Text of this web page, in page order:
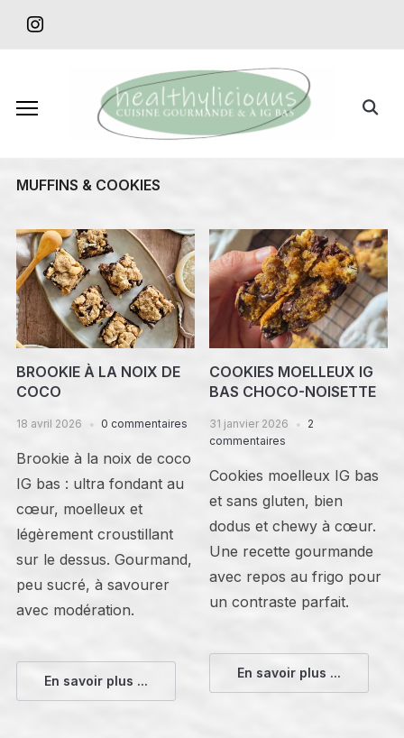
instagram
Search
MUFFINS & COOKIES
BROOKIE À LA NOIX DE
COCO
18 avril 2026 0 commentaires
Brookie à la noix de coco
IG bas : ultra fondant au
cœur, moelleux et
légèrement croustillant
sur le dessus. Gourmand,
peu sucré, à savourer
avec modération.
En savoir plus ...
COOKIES MOELLEUX IG
BAS CHOCO-NOISETTE
31 janvier 2026
2
commentaires
Cookies moelleux IG bas
et sans gluten, bien
dodus et chewy à cœur.
Une recette gourmande
avec repos au frigo pour
un contraste parfait.
En savoir plus ...